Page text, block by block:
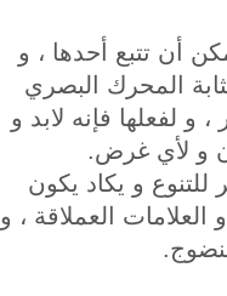
أن تتبع أحدها ، و
المحرك البصري
و لفعلها فإنه لابد و
و لأي غرض.
و يكاد يكون
العلامات العملاقة ، و